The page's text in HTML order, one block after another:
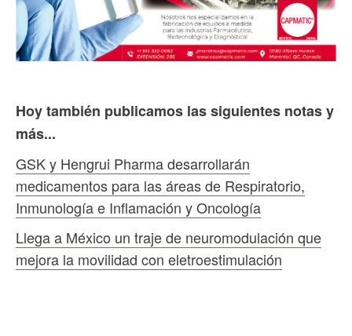
Hoy también publicamos las siguientes notas y
más...
GSK y Hengrui Pharma desarrollarán
medicamentos para las áreas de Respiratorio,
Inmunología e Inflamación y Oncología
Llega a México un traje de neuromodulación que
mejora la movilidad con eletroestimulación